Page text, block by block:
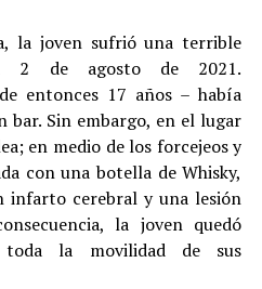
la joven sufrió una terrible
2 de agosto de 2021.
entonces 17 años – había
bar. Sin embargo, en el lugar
en medio de los forcejeos y
con una botella de Whisky,
infarto cerebral y una lesión
la joven quedó
la movilidad de sus